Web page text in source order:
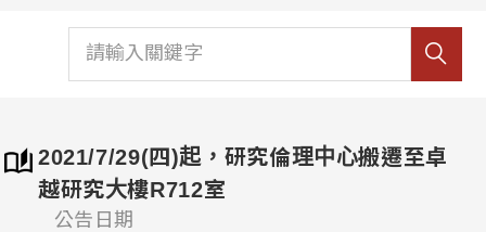
2021/7/29(四)起，研究倫理中心搬遷至卓
越研究大樓R712室
公告日期